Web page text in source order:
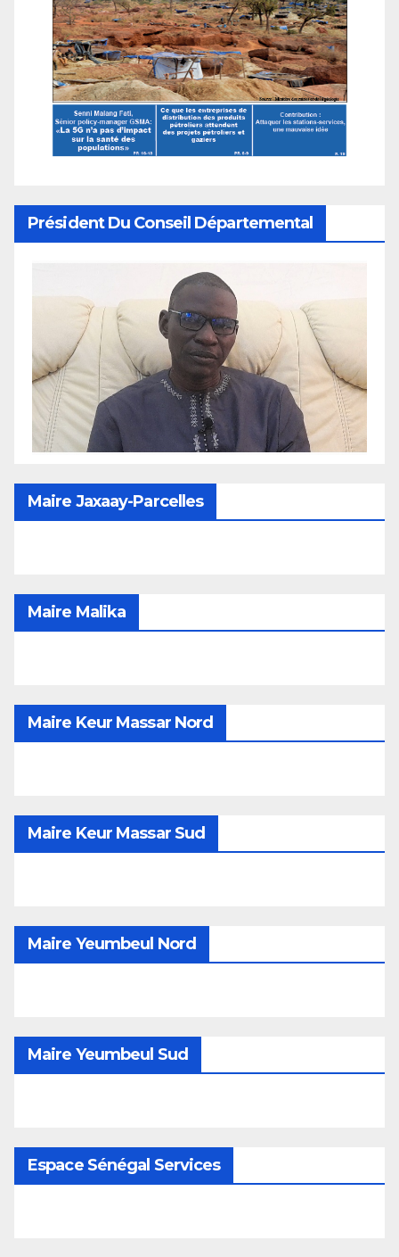
Président Du Conseil Départemental
Maire Jaxaay-Parcelles
Maire Malika
Maire Keur Massar Nord
Maire Keur Massar Sud
Maire Yeumbeul Nord
Maire Yeumbeul Sud
Espace Sénégal Services